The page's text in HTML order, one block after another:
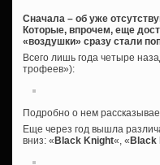
Сначала – об уже
Которые, впрочем, еще
«воздушки» сразу стали
Всего лишь года четыре
трофеев»):
Подробно о нем
Еще через год вышла
вниз: « Black Knight«, « Black